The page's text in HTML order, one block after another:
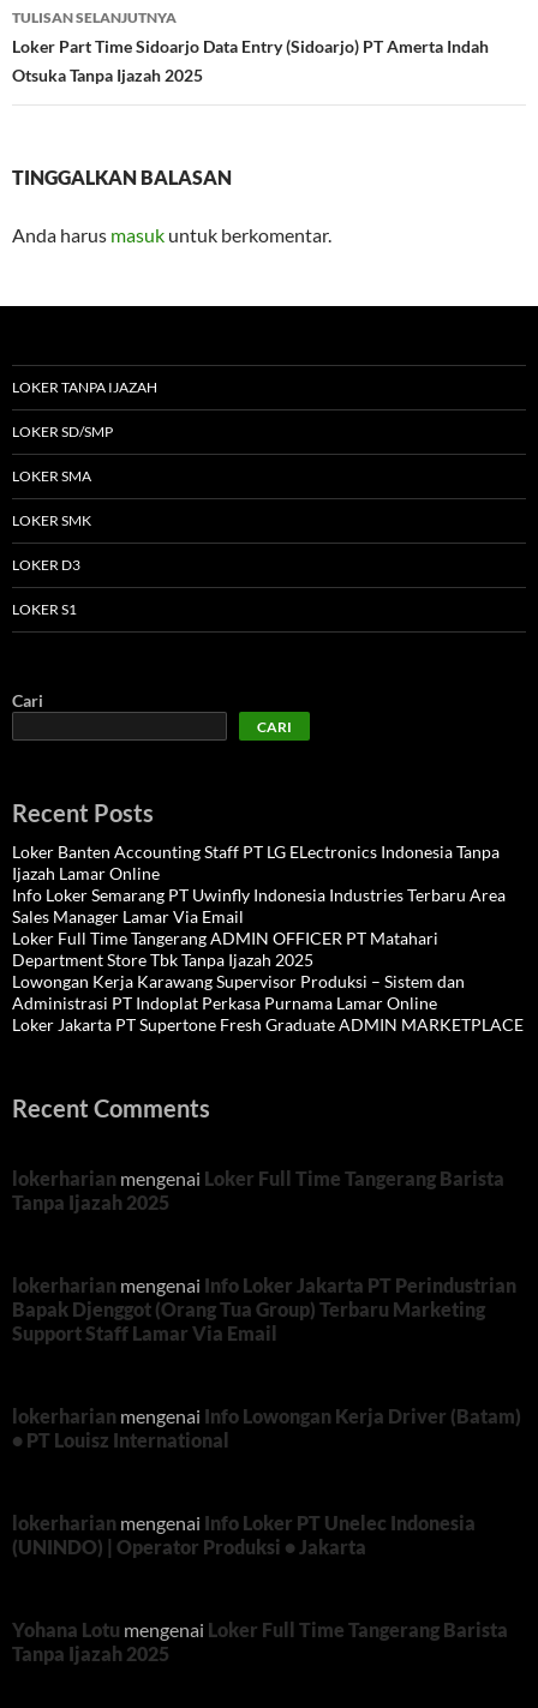
TULISAN SELANJUTNYA
Loker Part Time Sidoarjo Data Entry (Sidoarjo) PT Amerta Indah
Otsuka Tanpa Ijazah 2025
TINGGALKAN BALASAN
Anda harus masuk untuk berkomentar.
LOKER TANPA IJAZAH
LOKER SD/SMP
LOKER SMA
LOKER SMK
LOKER D3
LOKER S1
Cari
CARI
Recent Posts
Loker Banten Accounting Staff PT LG ELectronics Indonesia Tanpa
Ijazah Lamar Online
Info Loker Semarang PT Uwinfly Indonesia Industries Terbaru Area
Sales Manager Lamar Via Email
Loker Full Time Tangerang ADMIN OFFICER PT Matahari
Department Store Tbk Tanpa Ijazah 2025
Lowongan Kerja Karawang Supervisor Produksi – Sistem dan
Administrasi PT Indoplat Perkasa Purnama Lamar Online
Loker Jakarta PT Supertone Fresh Graduate ADMIN MARKETPLACE
Recent Comments
lokerharian mengenai Loker Full Time Tangerang Barista
Tanpa Ijazah 2025
lokerharian mengenai Info Loker Jakarta PT Perindustrian
Bapak Djenggot (Orang Tua Group) Terbaru Marketing
Support Staff Lamar Via Email
lokerharian mengenai Info Lowongan Kerja Driver (Batam)
• PT Louisz International
lokerharian mengenai Info Loker PT Unelec Indonesia
(UNINDO) | Operator Produksi • Jakarta
Yohana Lotu mengenai Loker Full Time Tangerang Barista
Tanpa Ijazah 2025